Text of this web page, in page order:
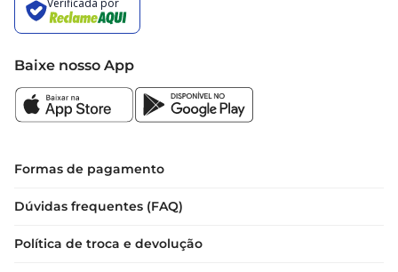
Baixe nosso App
Formas de pagamento
Dúvidas frequentes (FAQ)
Política de troca e devolução